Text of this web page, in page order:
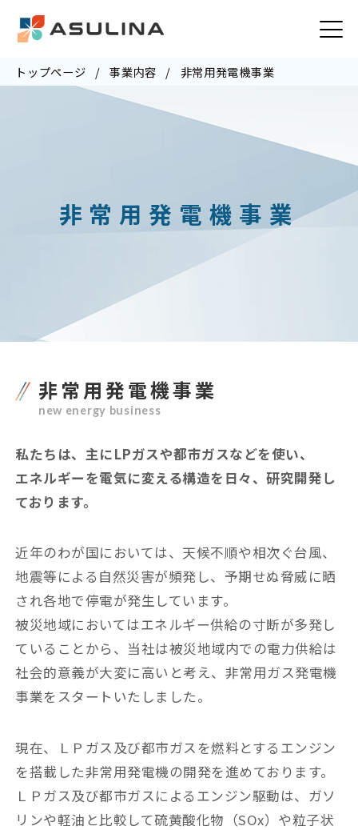
トップページ 事業内容 非常用発電機事業
非常用発電機事業
非常用発電機事業
new energy business
私たちは、主にLPガスや都市ガスなどを使い、
エネルギーを電気に変える構造を日々、研究開発し
ております。
近年のわが国においては、天候不順や相次ぐ台風、
地震等による自然災害が頻発し、予期せぬ脅威に晒
され各地で停電が発生しています。
被災地域においてはエネルギー供給の寸断が多発し
ていることから、当社は被災地域内での電力供給は
社会的意義が大変に高いと考え、非常用ガス発電機
事業をスタートいたしました。
現在、ＬＰガス及び都市ガスを燃料とするエンジン
を搭載した非常用発電機の開発を進めております。
ＬＰガス及び都市ガスによるエンジン駆動は、ガソ
リンや軽油と比較して硫黄酸化物（SOx）や粒子状